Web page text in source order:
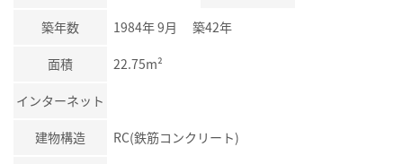
築年数 1984年 9月 築42年
面積 22.75m²
インターネット
建物構造 RC(鉄筋コンクリート)